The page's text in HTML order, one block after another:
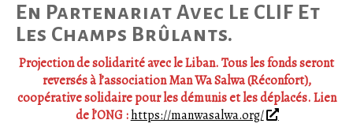
En Partenariat Avec Le CLIF Et
Les Champs Brûlants.
Projection de solidarité avec le Liban. Tous les fonds seront
reversés à l’association Man Wa Salwa (Réconfort),
coopérative solidaire pour les démunis et les déplacés. Lien
de l’ONG :https://manwasalwa.org/